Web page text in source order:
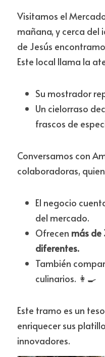
Visitamos el
mañana, y cerca del
de Jesús
Este local llama la
Su mostrador
Un cielorraso
frascos de
Conversamos con
colaboradoras,
El negocio
del mercado.
Ofrecen más
diferentes.
También
culinarios. 👩‍🍳
Este tramo es un
enriquecer sus
innovadores.